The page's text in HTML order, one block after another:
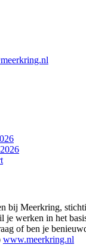
bij Meerkring,
je werken in het
of ben je
www.meerkring.nl